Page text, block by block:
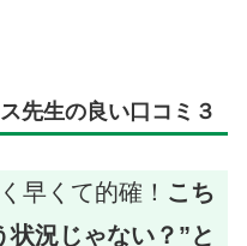
先生の良い口コミ３
早くて的確！ こち
状況じゃない？”と